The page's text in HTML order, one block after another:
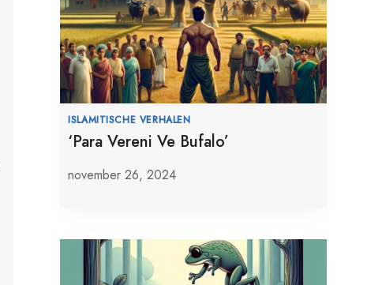
ISLAMITISCHE VERHALEN
‘Para Vereni Ve Bufalo’
november 26, 2024